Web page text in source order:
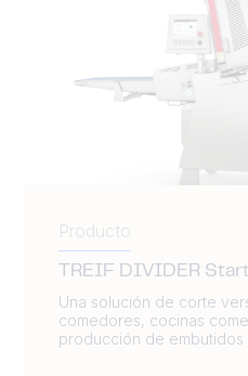
Producto
TREIF DIVIDER
Una solución de corte
comedores, cocinas
producción de embutidos